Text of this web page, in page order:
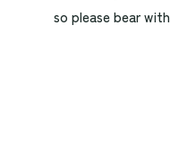
so please bear